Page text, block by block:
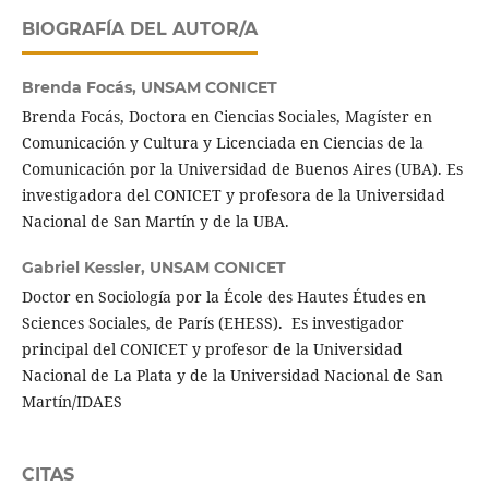
BIOGRAFÍA DEL AUTOR/A
Brenda Focás, UNSAM CONICET
Brenda Focás, Doctora en Ciencias Sociales, Magíster en
Comunicación y Cultura y Licenciada en Ciencias de la
Comunicación por la Universidad de Buenos Aires (UBA). Es
investigadora del CONICET y profesora de la Universidad
Nacional de San Martín y de la UBA.
Gabriel Kessler, UNSAM CONICET
Doctor en Sociología por la École des Hautes Études en
Sciences Sociales, de París (EHESS). Es investigador
principal del CONICET y profesor de la Universidad
Nacional de La Plata y de la Universidad Nacional de San
Martín/IDAES
CITAS